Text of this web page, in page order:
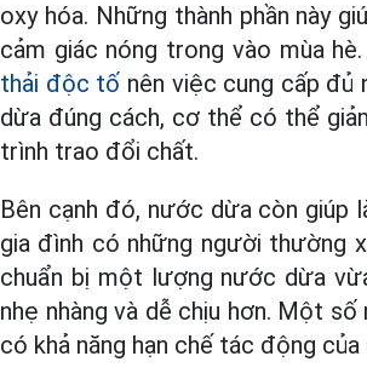
oxy hóa. Những thành phần này
cảm giác nóng trong vào mùa
thải độc tố nên việc cung cấp đủ
dừa đúng cách, cơ thể có thể
trình trao đổi chất.
Bên cạnh đó, nước dừa còn giúp
gia đình có những người thường
chuẩn bị một lượng nước dừa
nhẹ nhàng và dễ chịu hơn. Một
có khả năng hạn chế tác động